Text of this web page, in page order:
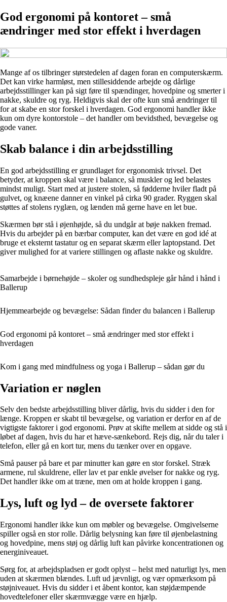
God ergonomi på kontoret – små
ændringer med stor effekt i hverdagen
Mange af os tilbringer størstedelen af dagen foran en computerskærm.
Det kan virke harmløst, men stillesiddende arbejde og dårlige
arbejdsstillinger kan på sigt føre til spændinger, hovedpine og smerter i
nakke, skuldre og ryg. Heldigvis skal der ofte kun små ændringer til
for at skabe en stor forskel i hverdagen. God ergonomi handler ikke
kun om dyre kontorstole – det handler om bevidsthed, bevægelse og
gode vaner.
Skab balance i din arbejdsstilling
En god arbejdsstilling er grundlaget for ergonomisk trivsel. Det
betyder, at kroppen skal være i balance, så muskler og led belastes
mindst muligt. Start med at justere stolen, så fødderne hviler fladt på
gulvet, og knæene danner en vinkel på cirka 90 grader. Ryggen skal
støttes af stolens ryglæn, og lænden må gerne have en let bue.
Skærmen bør stå i øjenhøjde, så du undgår at bøje nakken fremad.
Hvis du arbejder på en bærbar computer, kan det være en god idé at
bruge et eksternt tastatur og en separat skærm eller laptopstand. Det
giver mulighed for at variere stillingen og aflaste nakke og skuldre.
Samarbejde i børnehøjde – skoler og sundhedspleje går hånd i hånd i
Ballerup
Hjemmearbejde og bevægelse: Sådan finder du balancen i Ballerup
God ergonomi på kontoret – små ændringer med stor effekt i
hverdagen
Kom i gang med mindfulness og yoga i Ballerup – sådan gør du
Variation er nøglen
Selv den bedste arbejdsstilling bliver dårlig, hvis du sidder i den for
længe. Kroppen er skabt til bevægelse, og variation er derfor en af de
vigtigste faktorer i god ergonomi. Prøv at skifte mellem at sidde og stå i
løbet af dagen, hvis du har et hæve-sænkebord. Rejs dig, når du taler i
telefon, eller gå en kort tur, mens du tænker over en opgave.
Små pauser på bare et par minutter kan gøre en stor forskel. Stræk
armene, rul skuldrene, eller lav et par enkle øvelser for nakke og ryg.
Det handler ikke om at træne, men om at holde kroppen i gang.
Lys, luft og lyd – de oversete faktorer
Ergonomi handler ikke kun om møbler og bevægelse. Omgivelserne
spiller også en stor rolle. Dårlig belysning kan føre til øjenbelastning
og hovedpine, mens støj og dårlig luft kan påvirke koncentrationen og
energiniveauet.
Sørg for, at arbejdspladsen er godt oplyst – helst med naturligt lys, men
uden at skærmen blændes. Luft ud jævnligt, og vær opmærksom på
støjniveauet. Hvis du sidder i et åbent kontor, kan støjdæmpende
hovedtelefoner eller skærmvægge være en hjælp.